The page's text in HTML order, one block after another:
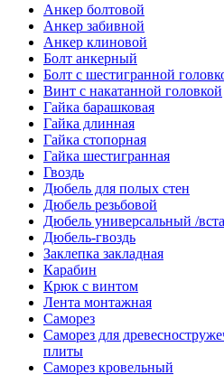
Анкер болтовой
Анкер забивной
Анкер клиновой
Болт анкерный
Болт с шестигранной
Винт с накатанной головкой
Гайка барашковая
Гайка длинная
Гайка стопорная
Гайка шестигранная
Гвоздь
Дюбель для полых стен
Дюбель резьбовой
Дюбель универсальный /
Дюбель-гвоздь
Заклепка закладная
Карабин
Крюк с винтом
Лента монтажная
Саморез
Саморез для
плиты
Саморез кровельный